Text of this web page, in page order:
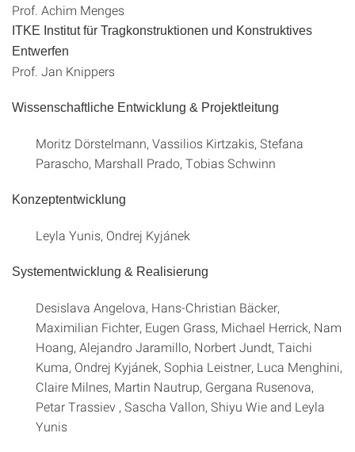
Prof. Achim Menges
ITKE Institut für Tragkonstruktionen und Konstruktives
Entwerfen
Prof. Jan Knippers
Wissenschaftliche Entwicklung & Projektleitung
Moritz Dörstelmann, Vassilios Kirtzakis, Stefana
Parascho, Marshall Prado, Tobias Schwinn
Konzeptentwicklung
Leyla Yunis, Ondrej Kyjánek
Systementwicklung & Realisierung
Desislava Angelova, Hans-Christian Bäcker,
Maximilian Fichter, Eugen Grass, Michael Herrick, Nam
Hoang, Alejandro Jaramillo, Norbert Jundt, Taichi
Kuma, Ondrej Kyjánek, Sophia Leistner, Luca Menghini,
Claire Milnes, Martin Nautrup, Gergana Rusenova,
Petar Trassiev , Sascha Vallon, Shiyu Wie and Leyla
Yunis